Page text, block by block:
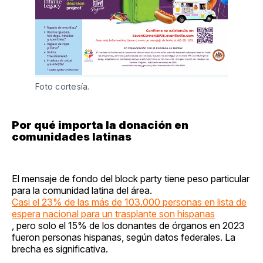
Foto cortesía.
Por qué importa la donación en
comunidades latinas
El mensaje de fondo del block party tiene peso particular
para la comunidad latina del área.
Casi el 23% de las más de 103.000 personas en lista de
espera nacional para un trasplante son hispanas
, pero solo el 15% de los donantes de órganos en 2023
fueron personas hispanas, según datos federales. La
brecha es significativa.